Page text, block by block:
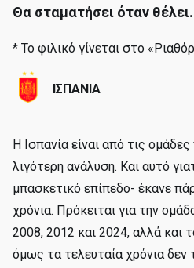
Θα σταματήσει όταν
* Το φιλικό γίνεται στο
ΙΣΠΑΝΙΑ
Η Ισπανία είναι από τις
λιγότερη ανάλυση. Και αυτό
μπασκετικό επίπεδο- έκανε
χρόνια. Πρόκειται για την
2008, 2012 και 2024, αλλά και
όμως τα τελευταία χρόνια δεν